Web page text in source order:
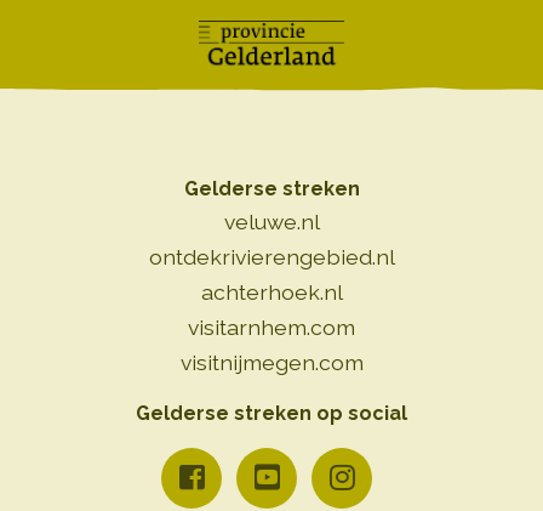
Gelderse streken
veluwe.nl
ontdekrivierengebied.nl
achterhoek.nl
visitarnhem.com
visitnijmegen.com
Gelderse streken op social